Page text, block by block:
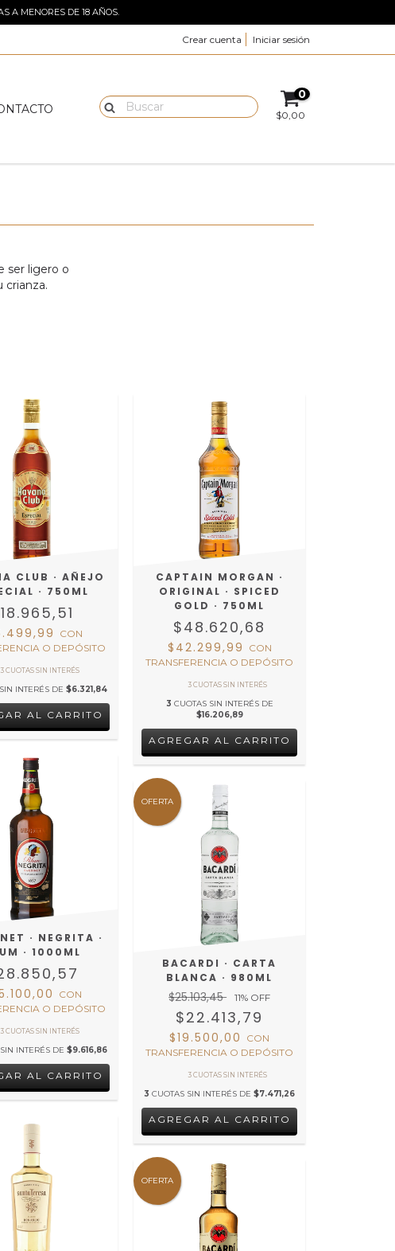
A MENORES DE 18 AÑOS.
Crear cuenta Iniciar sesión
0
$0,00
ser ligero o
crianza.
CLUB · AÑEJO
· 750ML
CON
O DEPÓSITO
INTERÉS DE$6.321,84
CAPTAIN MORGAN ·
ORIGINAL · SPICED
GOLD · 750ML
$48.620,68
$42.299,99
CON
TRANSFERENCIA O DEPÓSITO
3 CUOTAS SIN INTERÉS DE
$16.206,89
· NEGRITA ·
· 1000ML
CON
O DEPÓSITO
INTERÉS DE $9.616,86
OFERTA
BACARDI · CARTA
BLANCA · 980ML
$25.103,45 11% OFF
$22.413,79
$19.500,00
CON
TRANSFERENCIA O DEPÓSITO
3 CUOTAS SIN INTERÉS DE$7.471,26
OFERTA